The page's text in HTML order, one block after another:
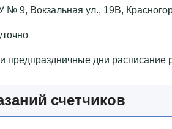
9, Вокзальная ул., 19В,
предпраздничные дни расписание
счетчиков